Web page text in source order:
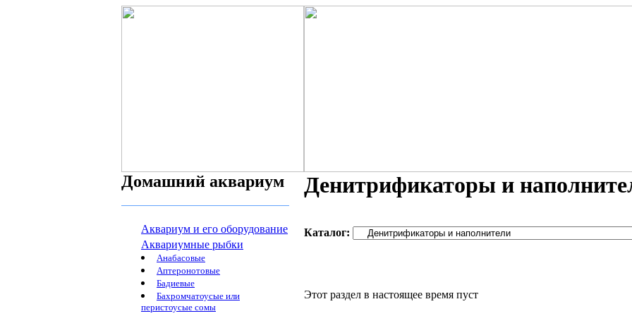
Домашний аквариум
Аквариум и его оборудование
Аквариумные рыбки
Анабасовые
Аптеронотовые
Бадиевые
Бахромчатоусые или
перистоусые сомы
Денитрификаторы и
Каталог:
Этот раздел в настоящее время пуст